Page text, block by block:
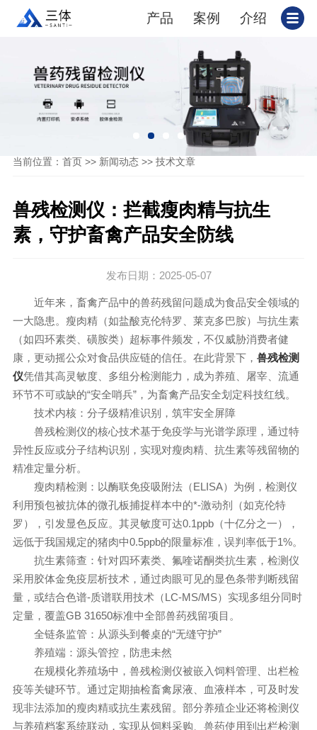
产品 案例 介绍
当前位置： 首页>> 新闻动态>> 技术文章
兽残检测仪：拦截瘦肉精与抗生
素，守护畜禽产品安全防线
发布日期：2025-05-07
近年来，畜禽产品中的兽药残留问题成为食品安全领域的
一大隐患。瘦肉精（如盐酸克伦特罗、莱克多巴胺）与抗生素
（如四环素类、磺胺类）超标事件频发，不仅威胁消费者健
康，更动摇公众对食品供应链的信任。在此背景下， 兽残检测
仪凭借其高灵敏度、多组分检测能力，成为养殖、屠宰、流通
环节不可或缺的“安全哨兵”，为畜禽产品安全划定科技红线。
技术内核：分子级精准识别，筑牢安全屏障
兽残检测仪的核心技术基于免疫学与光谱学原理，通过特
异性反应或分子结构识别，实现对瘦肉精、抗生素等残留物的
精准定量分析。
瘦肉精检测：以酶联免疫吸附法（ELISA）为例，检测仪
利用预包被抗体的微孔板捕捉样本中的*-激动剂（如克伦特
罗），引发显色反应。其灵敏度可达0.1ppb（十亿分之一），
远低于我国规定的猪肉中0.5ppb的限量标准，误判率低于1%。
抗生素筛查：针对四环素类、氟喹诺酮类抗生素，检测仪
采用胶体金免疫层析技术，通过肉眼可见的显色条带判断残留
量，或结合色谱-质谱联用技术（LC-MS/MS）实现多组分同时
定量，覆盖GB 31650标准中全部兽药残留项目。
全链条监管：从源头到餐桌的“无缝守护”
养殖端：源头管控，防患未然
在规模化养殖场中，兽残检测仪被嵌入饲料管理、出栏检
疫等关键环节。通过定期抽检畜禽尿液、血液样本，可及时发
现非法添加的瘦肉精或抗生素残留。部分养殖企业还将检测仪
与养殖档案系统联动，实现从饲料采购、兽药使用到出栏检测